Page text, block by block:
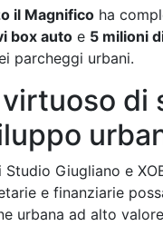
il Magnifico ha
box auto e 5 milioni
parcheggi urbani.
di
Studio Giugliano e
e finanziarie
urbana ad alto